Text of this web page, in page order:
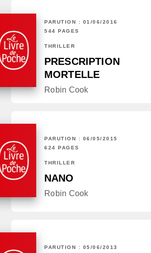
PARUTION : 01/06/2016
544 PAGES
THRILLER
PRESCRIPTION
MORTELLE
Robin Cook
PARUTION : 06/05/2015
624 PAGES
THRILLER
NANO
Robin Cook
PARUTION : 05/06/2013